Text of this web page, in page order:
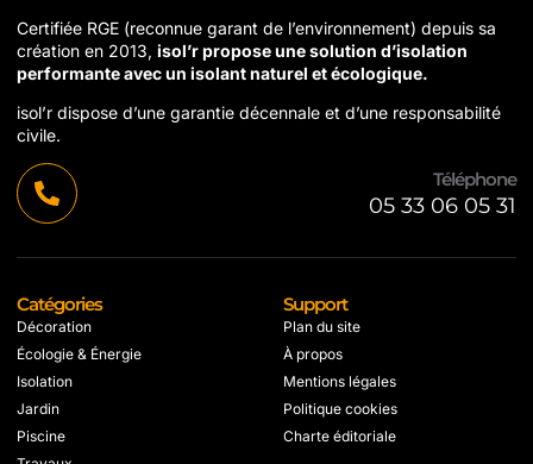
Certifiée RGE (reconnue garant de l’environnement) depuis sa
création en 2013, isol’r propose une solution d’isolation
performante avec un isolant naturel et écologique.
isol’r dispose d’une garantie décennale et d’une responsabilité
civile.
Téléphone
05 33 06 05 31
Catégories
Décoration
Écologie & Énergie
Isolation
Jardin
Piscine
Support
Plan du site
À propos
Mentions légales
Politique cookies
Charte éditoriale